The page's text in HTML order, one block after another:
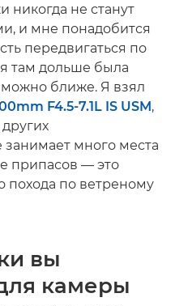
никогда не станут
и мне понадобится
передвигаться по
там дольше была
ближе. Я взял
F4.5-7.1L IS USM,
занимает много места
припасов — это
похода по ветреному
вы
камеры